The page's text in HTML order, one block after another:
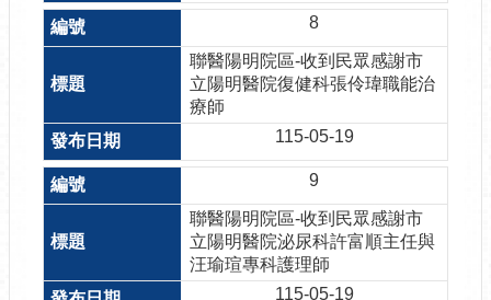
8
聯醫陽明院區-收到民眾感謝市
立陽明醫院復健科張伶瑋職能治
療師
115-05-19
9
聯醫陽明院區-收到民眾感謝市
立陽明醫院泌尿科許富順主任與
汪瑜瑄專科護理師
115-05-19